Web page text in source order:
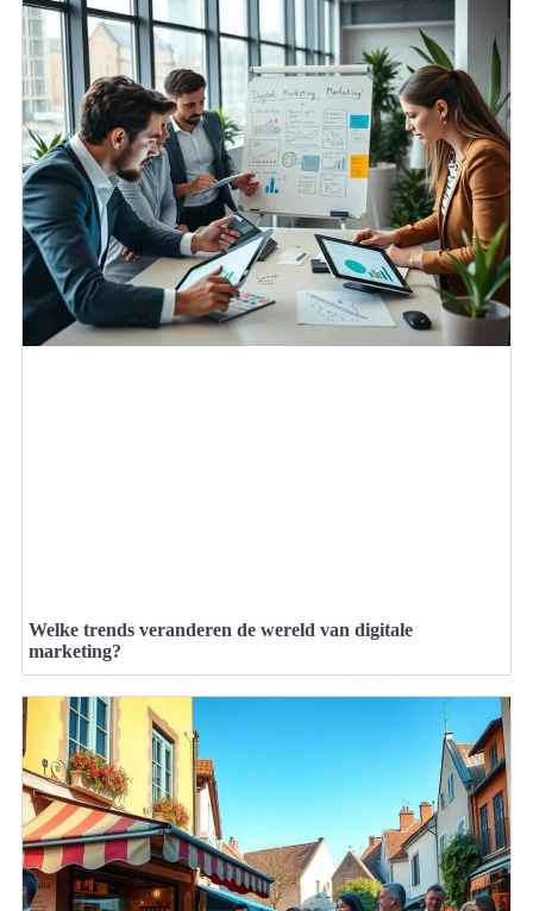
Welke trends veranderen de wereld van digitale
marketing?